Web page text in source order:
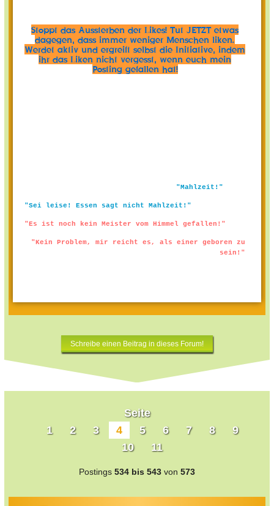
Stoppt das Aussterben der Likes! Tut JETZT etwas
dagegen, dass immer weniger Menschen liken.
Werdet aktiv und ergreift selbst die Initiative, indem
ihr das Liken nicht vergesst, wenn euch mein
Posting gefallen hat!
"Mahlzeit!"
"Sei leise! Essen sagt nicht Mahlzeit!"
"Es ist noch kein Meister vom Himmel gefallen!"
"Kein Problem, mir reicht es, als einer geboren zu
sein!"
Schreibe einen Beitrag in dieses Forum!
Seite
1
2 3 4 5 6 7 8
9
10
11
Postings 534 bis 543 von 573